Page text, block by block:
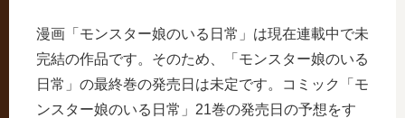
漫画「モンスター娘のいる日常」は現在連載中で未
完結の作品です。そのため、「モンスター娘のいる
日常」の最終巻の発売日は未定です。コミック「モ
ンスター娘のいる日常」21巻の発売日の予想をす